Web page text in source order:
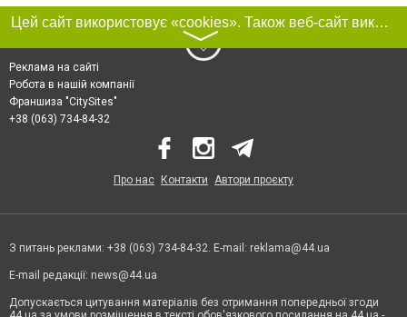
Цей сайт використовує «cookies». Також веб-сайт використовує інтернет-сервіс для збору технічних даних стосовно відвідувачів з метою отримання маркетингової та статистичної інформації. Умови обробки даних відвідувачів сайту див.
〉
Реклама на сайті
Робота в нашій компанії
Франшиза "CitySites"
+38 (063) 734-84-32
Про нас Контакти Автори проєкту
З питань реклами: +38 (063) 734-84-32. E-mail: reklama@44.ua
E-mail редакції: news@44.ua
Допускається цитування матеріалів без отримання попередньої згоди